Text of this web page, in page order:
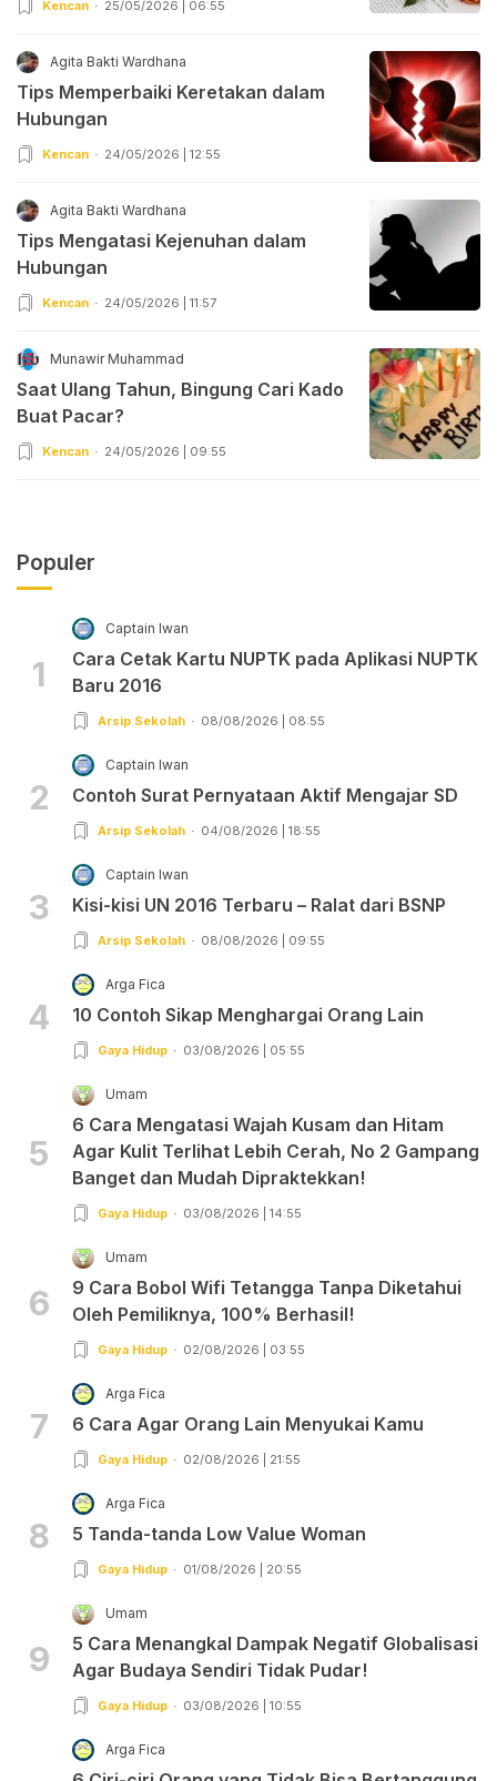
Kencan 25/05/2026 | 06:55
Agita Bakti Wardhana
Tips Memperbaiki Keretakan dalam
Hubungan
Kencan 24/05/2026 | 12:55
Agita Bakti Wardhana
Tips Mengatasi Kejenuhan dalam
Hubungan
Kencan 24/05/2026 | 11:57
Munawir Muhammad
Saat Ulang Tahun, Bingung Cari Kado
Buat Pacar?
Kencan 24/05/2026 | 09:55
Populer
1
Captain Iwan
Cara Cetak Kartu NUPTK pada Aplikasi NUPTK
Baru 2016
Arsip Sekolah 08/08/2026 | 08:55
2
Captain Iwan
Contoh Surat Pernyataan Aktif Mengajar SD
Arsip Sekolah 04/08/2026 | 18:55
3
Captain Iwan
Kisi-kisi UN 2016 Terbaru – Ralat dari BSNP
Arsip Sekolah 08/08/2026 | 09:55
4
Arga Fica
10 Contoh Sikap Menghargai Orang Lain
Gaya Hidup 03/08/2026 | 05:55
5
Umam
6 Cara Mengatasi Wajah Kusam dan Hitam
Agar Kulit Terlihat Lebih Cerah, No 2 Gampang
Banget dan Mudah Dipraktekkan!
Gaya Hidup 03/08/2026 | 14:55
6
Umam
9 Cara Bobol Wifi Tetangga Tanpa Diketahui
Oleh Pemiliknya, 100% Berhasil!
Gaya Hidup 02/08/2026 | 03:55
7
Arga Fica
6 Cara Agar Orang Lain Menyukai Kamu
Gaya Hidup 02/08/2026 | 21:55
8
Arga Fica
5 Tanda-tanda Low Value Woman
Gaya Hidup 01/08/2026 | 20:55
9
Umam
5 Cara Menangkal Dampak Negatif Globalisasi
Agar Budaya Sendiri Tidak Pudar!
Gaya Hidup 03/08/2026 | 10:55
Arga Fica